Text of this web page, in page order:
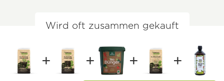
Wird oft zusammen gekauft